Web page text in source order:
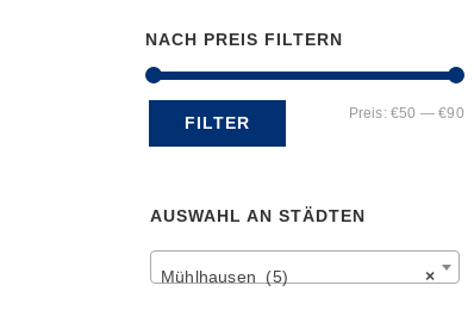
NACH PREIS FILTERN
FILTER Preis: €50 —€90
AUSWAHL AN STÄDTEN
×
Mühlhausen (5)